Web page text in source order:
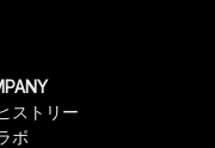
ストリー
ボ